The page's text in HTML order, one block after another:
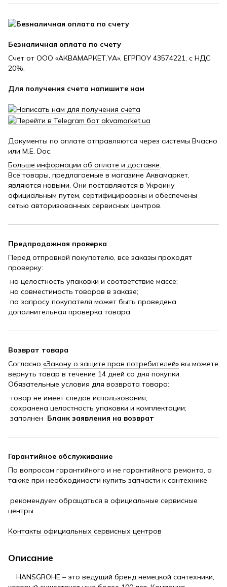
Безналичная оплата по счету
Счет от ООО «АКВАМАРКЕТ.УА», ЕГРПОУ 43574221, с НДС
20%.
Для получения счета напишите нам
Документы по оплате отправляются через системы Вчасно
или M.E. Doc.
Больше информации об оплате и доставке
Все товары, предлагаемые в магазине Аквамаркет,
являются новыми. Они поставляются в Украину
официальным путем, сертифицированы и обеспечены
сетью авторизованных сервисных центров.
Предпродажная проверка
Перед отправкой покупателю, все заказы проходят
проверку:
на целостность упаковки и соответствие массе;
на совместимость товаров в заказе;
по запросу покупателя может быть проведена
дополнительная проверка товара.
Возврат товара
Согласно «Закону о защите прав потребителей» вы можете
вернуть товар в течение 14 дней со дня покупки.
Обязательные условия для возврата товара:
товар не имеет следов использования;
сохранена целостность упаковки и комплектации;
заполнен Бланк заявления на возврат
Гарантийное обслуживание
По вопросам гарантийного и не гарантийного ремонта, а
также при необходимости купить запчасти к сантехнике
рекомендуем обращаться в официальные сервисные
центры
Контакты официальных сервисных центров
Описание
HANSGROHE – это ведущий бренд немецкой сантехники,